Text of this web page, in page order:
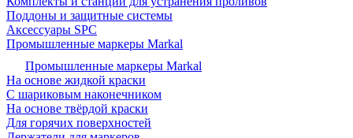
Поддоны и защитные системы
Аксессуары SPC
Промышленные маркеры Markal
Промышленные маркеры Markal
На основе жидкой краски
С шариковым наконечником
На основе твёрдой краски
Для горячих поверхностей